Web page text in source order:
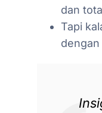
dan
Tapi